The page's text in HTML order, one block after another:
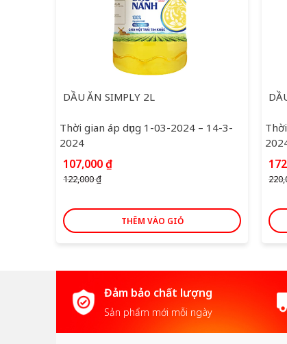
DẦU ĂN SIMPLY 2L
Thời gian áp dụng 1-03-2024 – 14-3-
2024
122,000₫
Giá
gốc
là:
107,000₫Giá
107,000 ₫.
THÊM VÀO GIỎ
Giá
là:
Đảm bảo chất lượng
Sản phẩm mới mỗi ngày